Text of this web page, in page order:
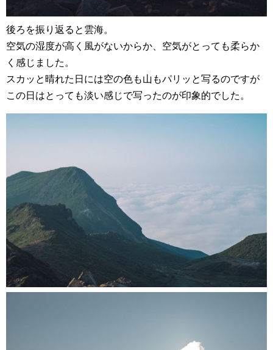
後ろを振り返ると雲海。
空気の湿度が高く風がないからか、空気がとっても柔らか
く感じました。
スカッと晴れた日には空の色も山もパリッと写るのですが
この日はとっても淡い感じで写ったのが印象的でした。